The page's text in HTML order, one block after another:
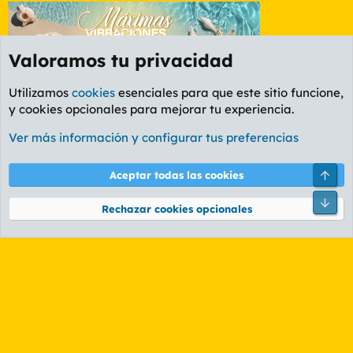
Foro General
Cookies
PL OLDSTYLE AMARILLO
Términos y reglas Política de privacidad Ayuda
Community platform by XenForo® © 2010-2026 XenForo Ltd.
Valoramos tu privacidad
Utilizamos cookies esenciales para que este sitio funcione,
y cookies opcionales para mejorar tu experiencia.
Ver más información y configurar tus preferencias
Aceptar todas las cookies
Rechazar cookies opcionales
Pie